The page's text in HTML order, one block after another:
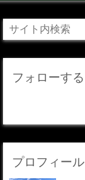
フォローする
プロフィール